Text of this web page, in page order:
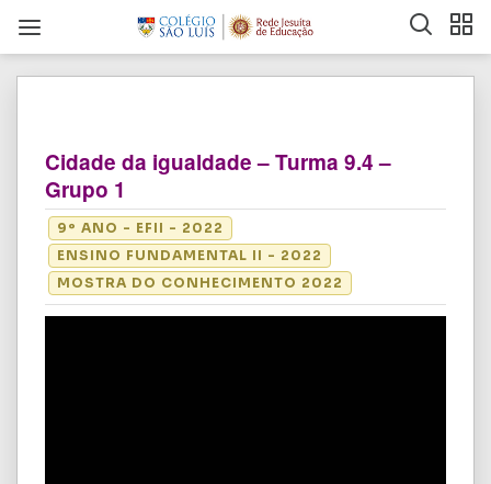
Cidade da igualdade – Turma 9.4 –
Grupo 1
9º ANO - EFII - 2022
ENSINO FUNDAMENTAL II - 2022
MOSTRA DO CONHECIMENTO 2022